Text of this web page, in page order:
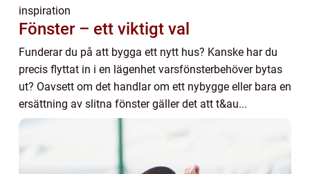
inspiration
Fönster – ett viktigt val
Funderar du på att bygga ett nytt hus? Kanske har du
precis flyttat in i en lägenhet varsfönsterbehöver bytas
ut? Oavsett om det handlar om ett nybygge eller bara en
ersättning av slitna fönster gäller det att t&au...